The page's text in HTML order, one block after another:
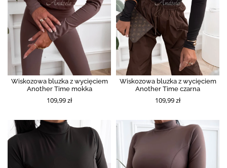
Wiskozowa bluzka z wycięciem
Another Time mokka
109,99 zł
Wiskozowa bluzka z wycięciem
Another Time czarna
109,99 zł